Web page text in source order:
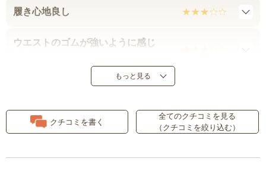
履き心地良し
ウエストのゴムが強いように感じ
ストレスなしのパンツ
もっと見る
クチコミを書く
全てのクチコミを見る
（クチコミを絞り込む）